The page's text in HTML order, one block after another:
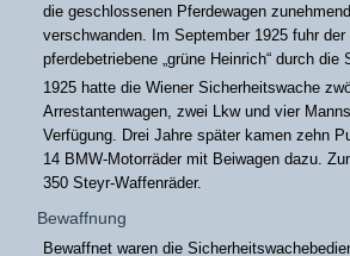
die geschlossenen Pferdewagen
verschwanden. Im September 1925 fuhr der
pferdebetriebene „grüne Heinrich“ durch die
1925 hatte die Wiener Sicherheitswache
Arrestantenwagen, zwei Lkw und vier
Verfügung. Drei Jahre später kamen zehn
14 BMW-Motorräder mit Beiwagen dazu.
350 Steyr-Waffenräder.
Bewaffnung
Bewaffnet waren die